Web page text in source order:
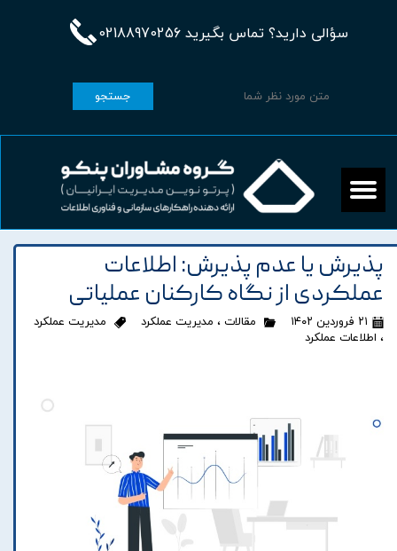
سؤالی دارید؟ تماس بگیرید 02188970256
جستجو
پذیرش یا عدم پذیرش: اطلاعات
عملکردی از نگاه کارکنان عملیاتی
۲۱ فروردین ۱۴۰۲ مقالات ، مدیریت عملکرد
مدیریت عملکرد
، اطلاعات عملکرد